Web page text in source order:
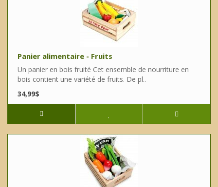
Panier alimentaire - Fruits
Un panier en bois fruité Cet ensemble de nourriture en
bois contient une variété de fruits. De pl..
34,99$